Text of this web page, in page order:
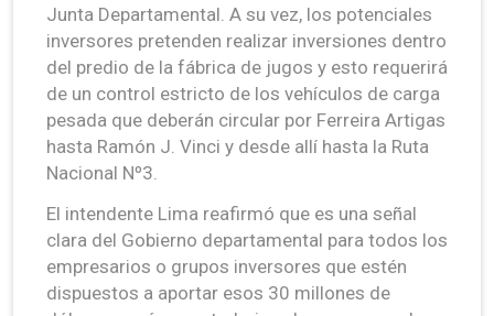
Junta Departamental. A su vez, los potenciales
inversores pretenden realizar inversiones dentro
del predio de la fábrica de jugos y esto requerirá
de un control estricto de los vehículos de carga
pesada que deberán circular por Ferreira Artigas
hasta Ramón J. Vinci y desde allí hasta la Ruta
Nacional Nº3.
El intendente Lima reafirmó que es una señal
clara del Gobierno departamental para todos los
empresarios o grupos inversores que estén
dispuestos a aportar esos 30 millones de